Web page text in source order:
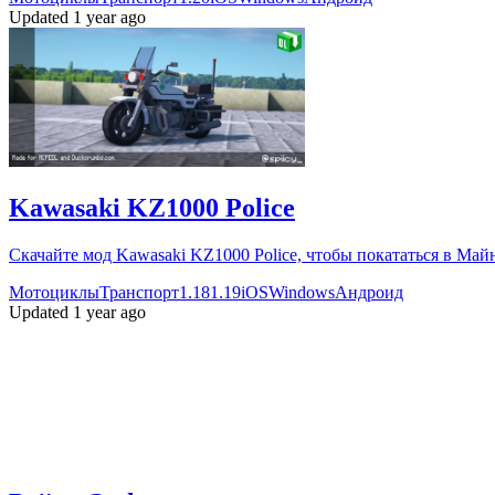
Updated 1 year ago
Kawasaki KZ1000 Police
Скачайте мод Kawasaki KZ1000 Police, чтобы покататься в
МотоциклыТранспорт1.181.19iOSWindowsАндроид
Updated 1 year ago